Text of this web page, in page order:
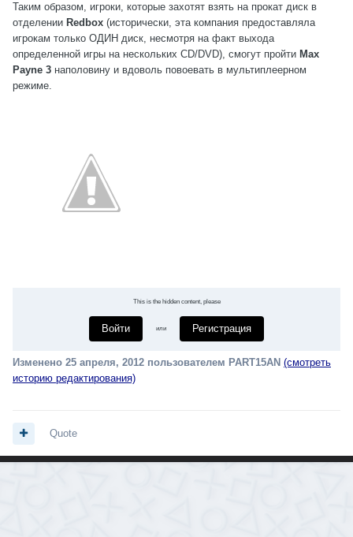
Таким образом, игроки, которые захотят взять на прокат диск в
отделении Redbox (исторически, эта компания предоставляла
игрокам только ОДИН диск, несмотря на факт выхода
определенной игры на нескольких CD/DVD), смогут пройти Max
Payne 3 наполовину и вдоволь повоевать в мультиплеерном
режиме.
This is the hidden content, please
Войти или Регистрация
Изменено 25 апреля, 2012 пользователем PART15AN (смотреть
историю редактирования)
Quote